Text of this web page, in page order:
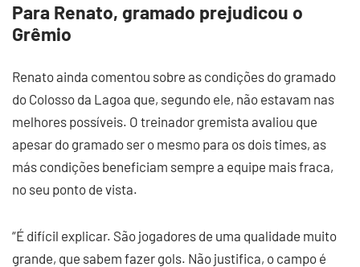
Para Renato, gramado prejudicou o
Grêmio
Renato ainda comentou sobre as condições do gramado
do Colosso da Lagoa que, segundo ele, não estavam nas
melhores possíveis. O treinador gremista avaliou que
apesar do gramado ser o mesmo para os dois times, as
más condições beneficiam sempre a equipe mais fraca,
no seu ponto de vista.
“É difícil explicar. São jogadores de uma qualidade muito
grande, que sabem fazer gols. Não justifica, o campo é